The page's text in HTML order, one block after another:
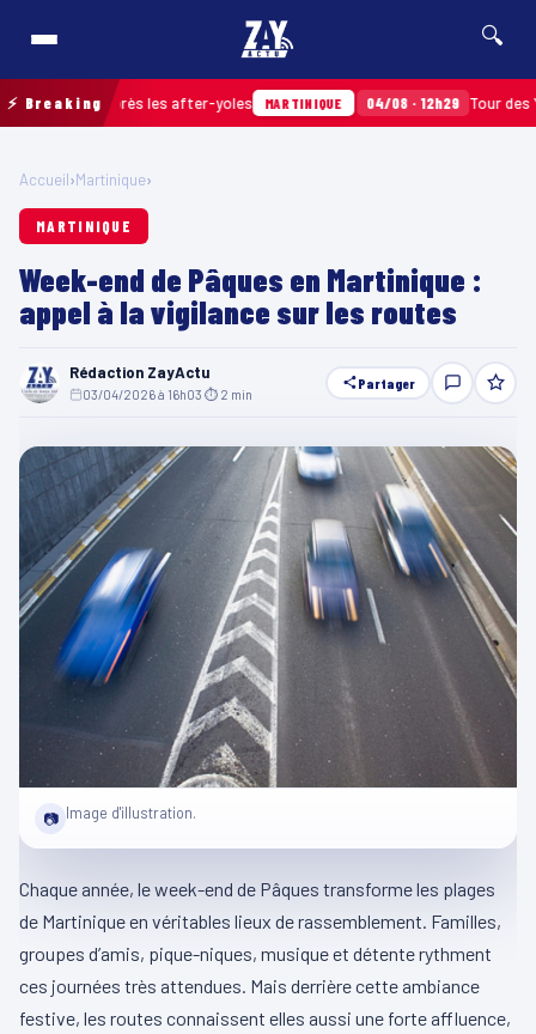
🔍
⚡ Breakingaprès les after-yoles MARTINIQUE 04/08 · 12h29 Tour des Yoles
Accueil›Martinique›
MARTINIQUE
Week-end de Pâques en Martinique :
appel à la vigilance sur les routes
Rédaction ZayActu
03/04/2026 à 16h03 ⏱ 2 min
Partager
📷 Image d'illustration.
Chaque année, le week-end de Pâques transforme les plages
de Martinique en véritables lieux de rassemblement. Familles,
groupes d’amis, pique-niques, musique et détente rythment
ces journées très attendues. Mais derrière cette ambiance
festive, les routes connaissent elles aussi une forte affluence,